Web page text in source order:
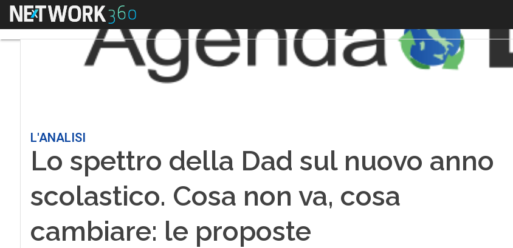
Menu
L'ANALISI
Lo spettro della Dad sul nuovo anno
scolastico. Cosa non va, cosa
cambiare: le proposte